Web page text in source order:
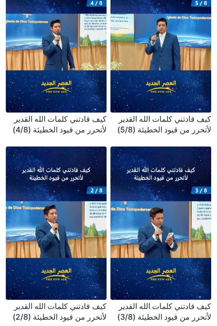
كيف قادتني كلمات الله القدير
لأتحرر من قيود الخطيئة (5/8)
كيف قادتني كلمات الله القدير
لأتحرر من قيود الخطيئة (4/8)
كيف قادتني كلمات الله القدير
لأتحرر من قيود الخطيئة (3/8)
كيف قادتني كلمات الله القدير
لأتحرر من قيود الخطيئة (2/8)